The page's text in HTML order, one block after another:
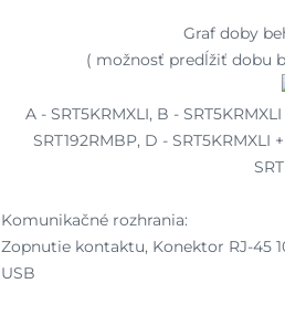
Graf doby
( možnosť predĺžiť dobu
A - SRT5KRMXLI, B -
SRT192RMBP, D - SRT5KRMXLI
Komunikačné rozhrania:
Zopnutie kontaktu, Konektor RJ-45
USB